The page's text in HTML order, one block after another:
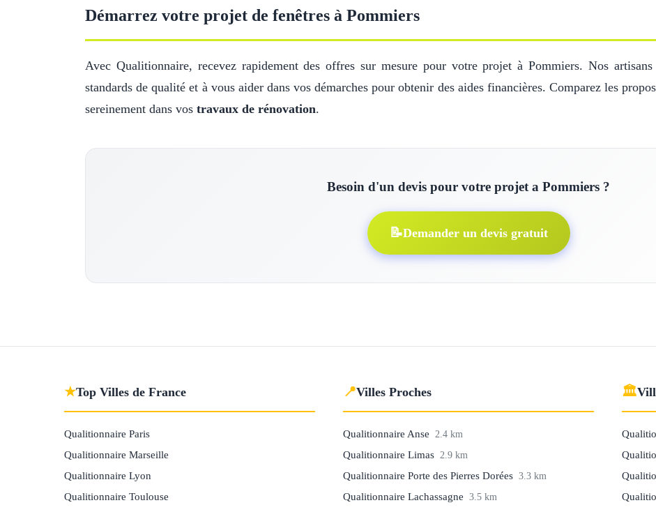
Démarrez votre projet de fenêtres à Pommiers
Avec Qualitionnaire, recevez rapidement des offres sur mesure pour votre projet à Pommiers. Nos artisans
standards de qualité et à vous aider dans vos démarches pour obtenir des aides financières. Comparez les
sereinement dans vos travaux de rénovation.
Besoin d'un devis pour votre projet a Pommiers ?
📝Demander un devis gratuit
★Top Villes de France
Qualitionnaire Paris
Qualitionnaire Marseille
Qualitionnaire Lyon
Qualitionnaire Toulouse
📍Villes Proches
Qualitionnaire Anse 2.4 km
Qualitionnaire Limas 2.9 km
Qualitionnaire Porte des Pierres Dorées 3.3 km
Qualitionnaire Lachassagne 3.5 km
🏛